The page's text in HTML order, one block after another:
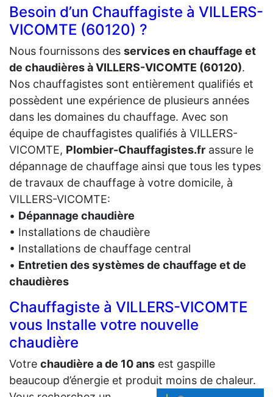
Besoin d’un Chauffagiste à VILLERS-
VICOMTE (60120) ?
Nous fournissons des services en chauffage et
de chaudières à VILLERS-VICOMTE (60120).
Nos chauffagistes sont entièrement qualifiés et
possèdent une expérience de plusieurs années
dans les domaines du chauffage. Avec son
équipe de chauffagistes qualifiés à VILLERS-
VICOMTE, Plombier-Chauffagistes.fr assure le
dépannage de chauffage ainsi que tous les types
de travaux de chauffage à votre domicile, à
VILLERS-VICOMTE:
• Dépannage chaudière
• Installations de chaudière
• Installations de chauffage central
• Entretien des systèmes de chauffage et de
chaudières
Chauffagiste à VILLERS-VICOMTE
vous Installe votre nouvelle
chaudière
Votre chaudière a de 10 ans est gaspille
beaucoup d’énergie et produit moins de chaleur.